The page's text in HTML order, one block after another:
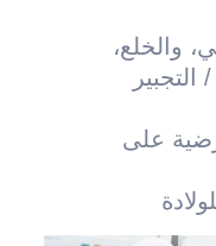
والخلع،
على